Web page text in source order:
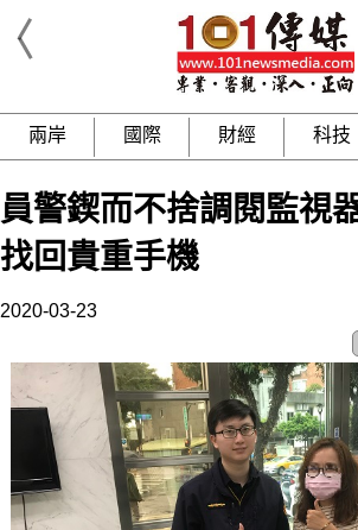
兩岸 國際 財經 科技
員警鍥而不捨調閱監視
找回貴重手機
2020-03-23